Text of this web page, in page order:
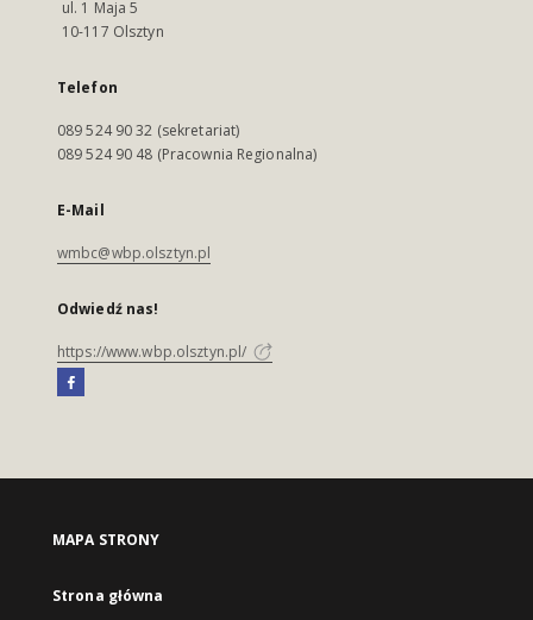
ul. 1 Maja 5
10-117 Olsztyn
Telefon
089 524 90 32 (sekretariat)
089 524 90 48 (Pracownia Regionalna)
E-Mail
wmbc@wbp.olsztyn.pl
Odwiedź nas!
https://www.wbp.olsztyn.pl/
MAPA STRONY
Strona główna